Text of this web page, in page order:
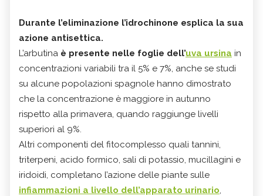
Durante l’eliminazione l’idrochinone esplica la sua
azione antisettica.
L’arbutina è presente nelle foglie dell’uva ursina in
concentrazioni variabili tra il 5% e 7%, anche se studi
su alcune popolazioni spagnole hanno dimostrato
che la concentrazione è maggiore in autunno
rispetto alla primavera, quando raggiunge livelli
superiori al 9%.
Altri componenti del fitocomplesso quali tannini,
triterpeni, acido formico, sali di potassio, mucillagini e
iridoidi, completano l’azione delle piante sulle
infiammazioni a livello dell’apparato urinario